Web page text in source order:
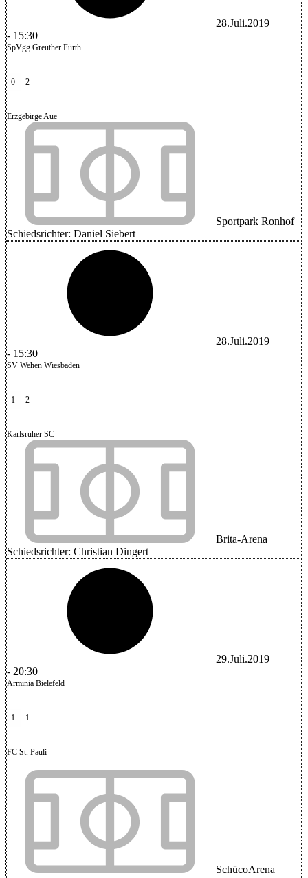
28.Juli.2019
- 15:30
SpVgg Greuther Fürth
0 2
Erzgebirge Aue
Sportpark Ronhof
Schiedsrichter: Daniel Siebert
28.Juli.2019
- 15:30
SV Wehen Wiesbaden
1 2
Karlsruher SC
Brita-Arena
Schiedsrichter: Christian Dingert
29.Juli.2019
- 20:30
Arminia Bielefeld
1 1
FC St. Pauli
SchücoArena